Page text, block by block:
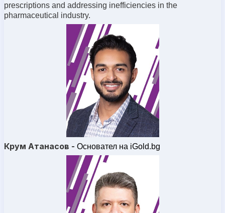
prescriptions and addressing inefficiencies in the
pharmaceutical industry.
Крум Атанасов - Основател на iGold.bg